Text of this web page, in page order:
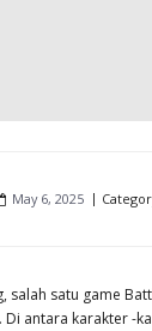
May 6, 2025
salah satu game
antara karakter -